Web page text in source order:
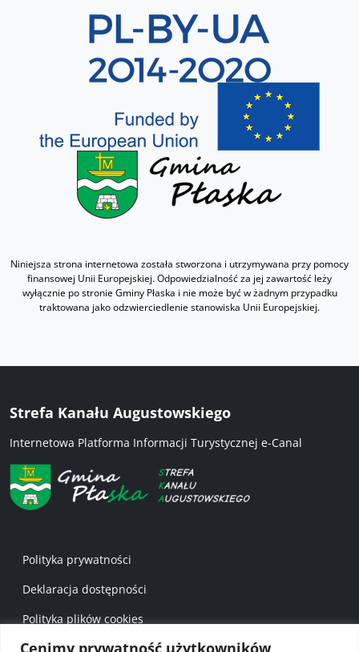
Cenimy prywatność użytkowników
Niniejsza strona internetowa została stworzona i utrzymywana przy pomocy
finansowej Unii Europejskiej. Odpowiedzialność za jej zawartość leży
wyłącznie po stronie Gminy Płaska i nie może być w żadnym przypadku
traktowana jako odzwierciedlenie stanowiska Unii Europejskiej.
Strefa Kanału Augustowskiego
Internetowa Platforma Informacji Turystycznej e-Canal
Menu w stopce 1
Polityka prywatności
Deklaracja dostępności
Polityka plików cookies
Mapa strony